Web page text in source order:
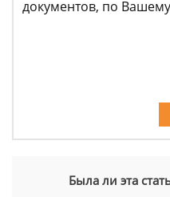
документов, по
Была ли эта